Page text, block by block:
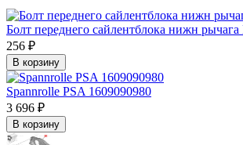
Болт переднего сайлентблока нижн
256 ₽
В корзину
Spannrolle PSA 1609090980
3 696 ₽
В корзину